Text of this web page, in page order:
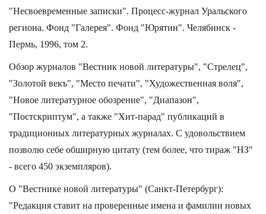
"Несвоевременные записки". Процесс-журнал Уральского
региона. Фонд "Галерея". Фонд "Юрятин". Челябинск -
Пермь, 1996, том 2.
Обзор журналов "Вестник новой литературы", "Стрелец",
"Золотой векъ", "Место печати", "Художественная воля",
"Новое литературное обозрение", "Диапазон",
"Постскриптум", а также "Хит-парад" публикаций в
традиционных литературных журналах. С удовольствием
позволю себе обширную цитату (тем более, что тираж "НЗ"
- всего 450 экземпляров).
О "Вестнике новой литературы" (Санкт-Петербург):
"Редакция ставит на проверенные имена и фамилии новых